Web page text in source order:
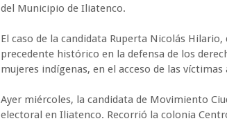
del Municipio de Iliatenco.
El caso de la candidata Ruperta Nicolás
precedente histórico en la defensa de los
mujeres indígenas, en el acceso de las
Ayer miércoles, la candidata de Movimiento
electoral en Iliatenco. Recorrió la colonia